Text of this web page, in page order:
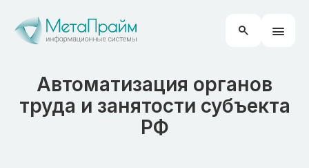
Автоматизация органов
труда и занятости субъекта
РФ